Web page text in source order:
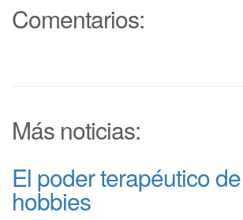
Comentarios:
Más noticias:
El poder terapéutico
hobbies